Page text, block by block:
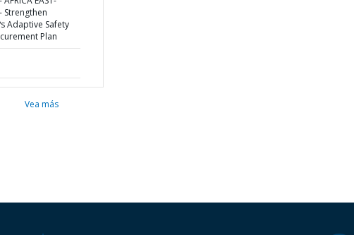
Strengthen
Adaptive Safety
Plan
Vea más